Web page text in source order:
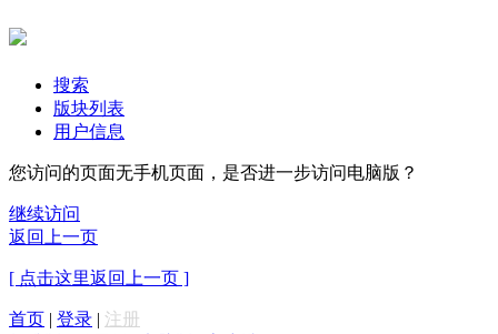
搜索
版块列表
用户信息
您访问的页面无手机页面，是否进一步访问电脑版？
继续访问
返回上一页
[ 点击这里返回上一页 ]
首页 | 登录 | 注册